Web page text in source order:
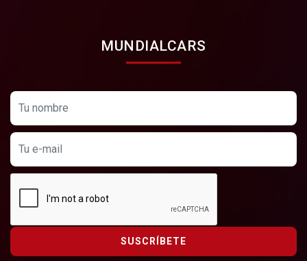
MUNDIALCARS
SUSCRÍBETE